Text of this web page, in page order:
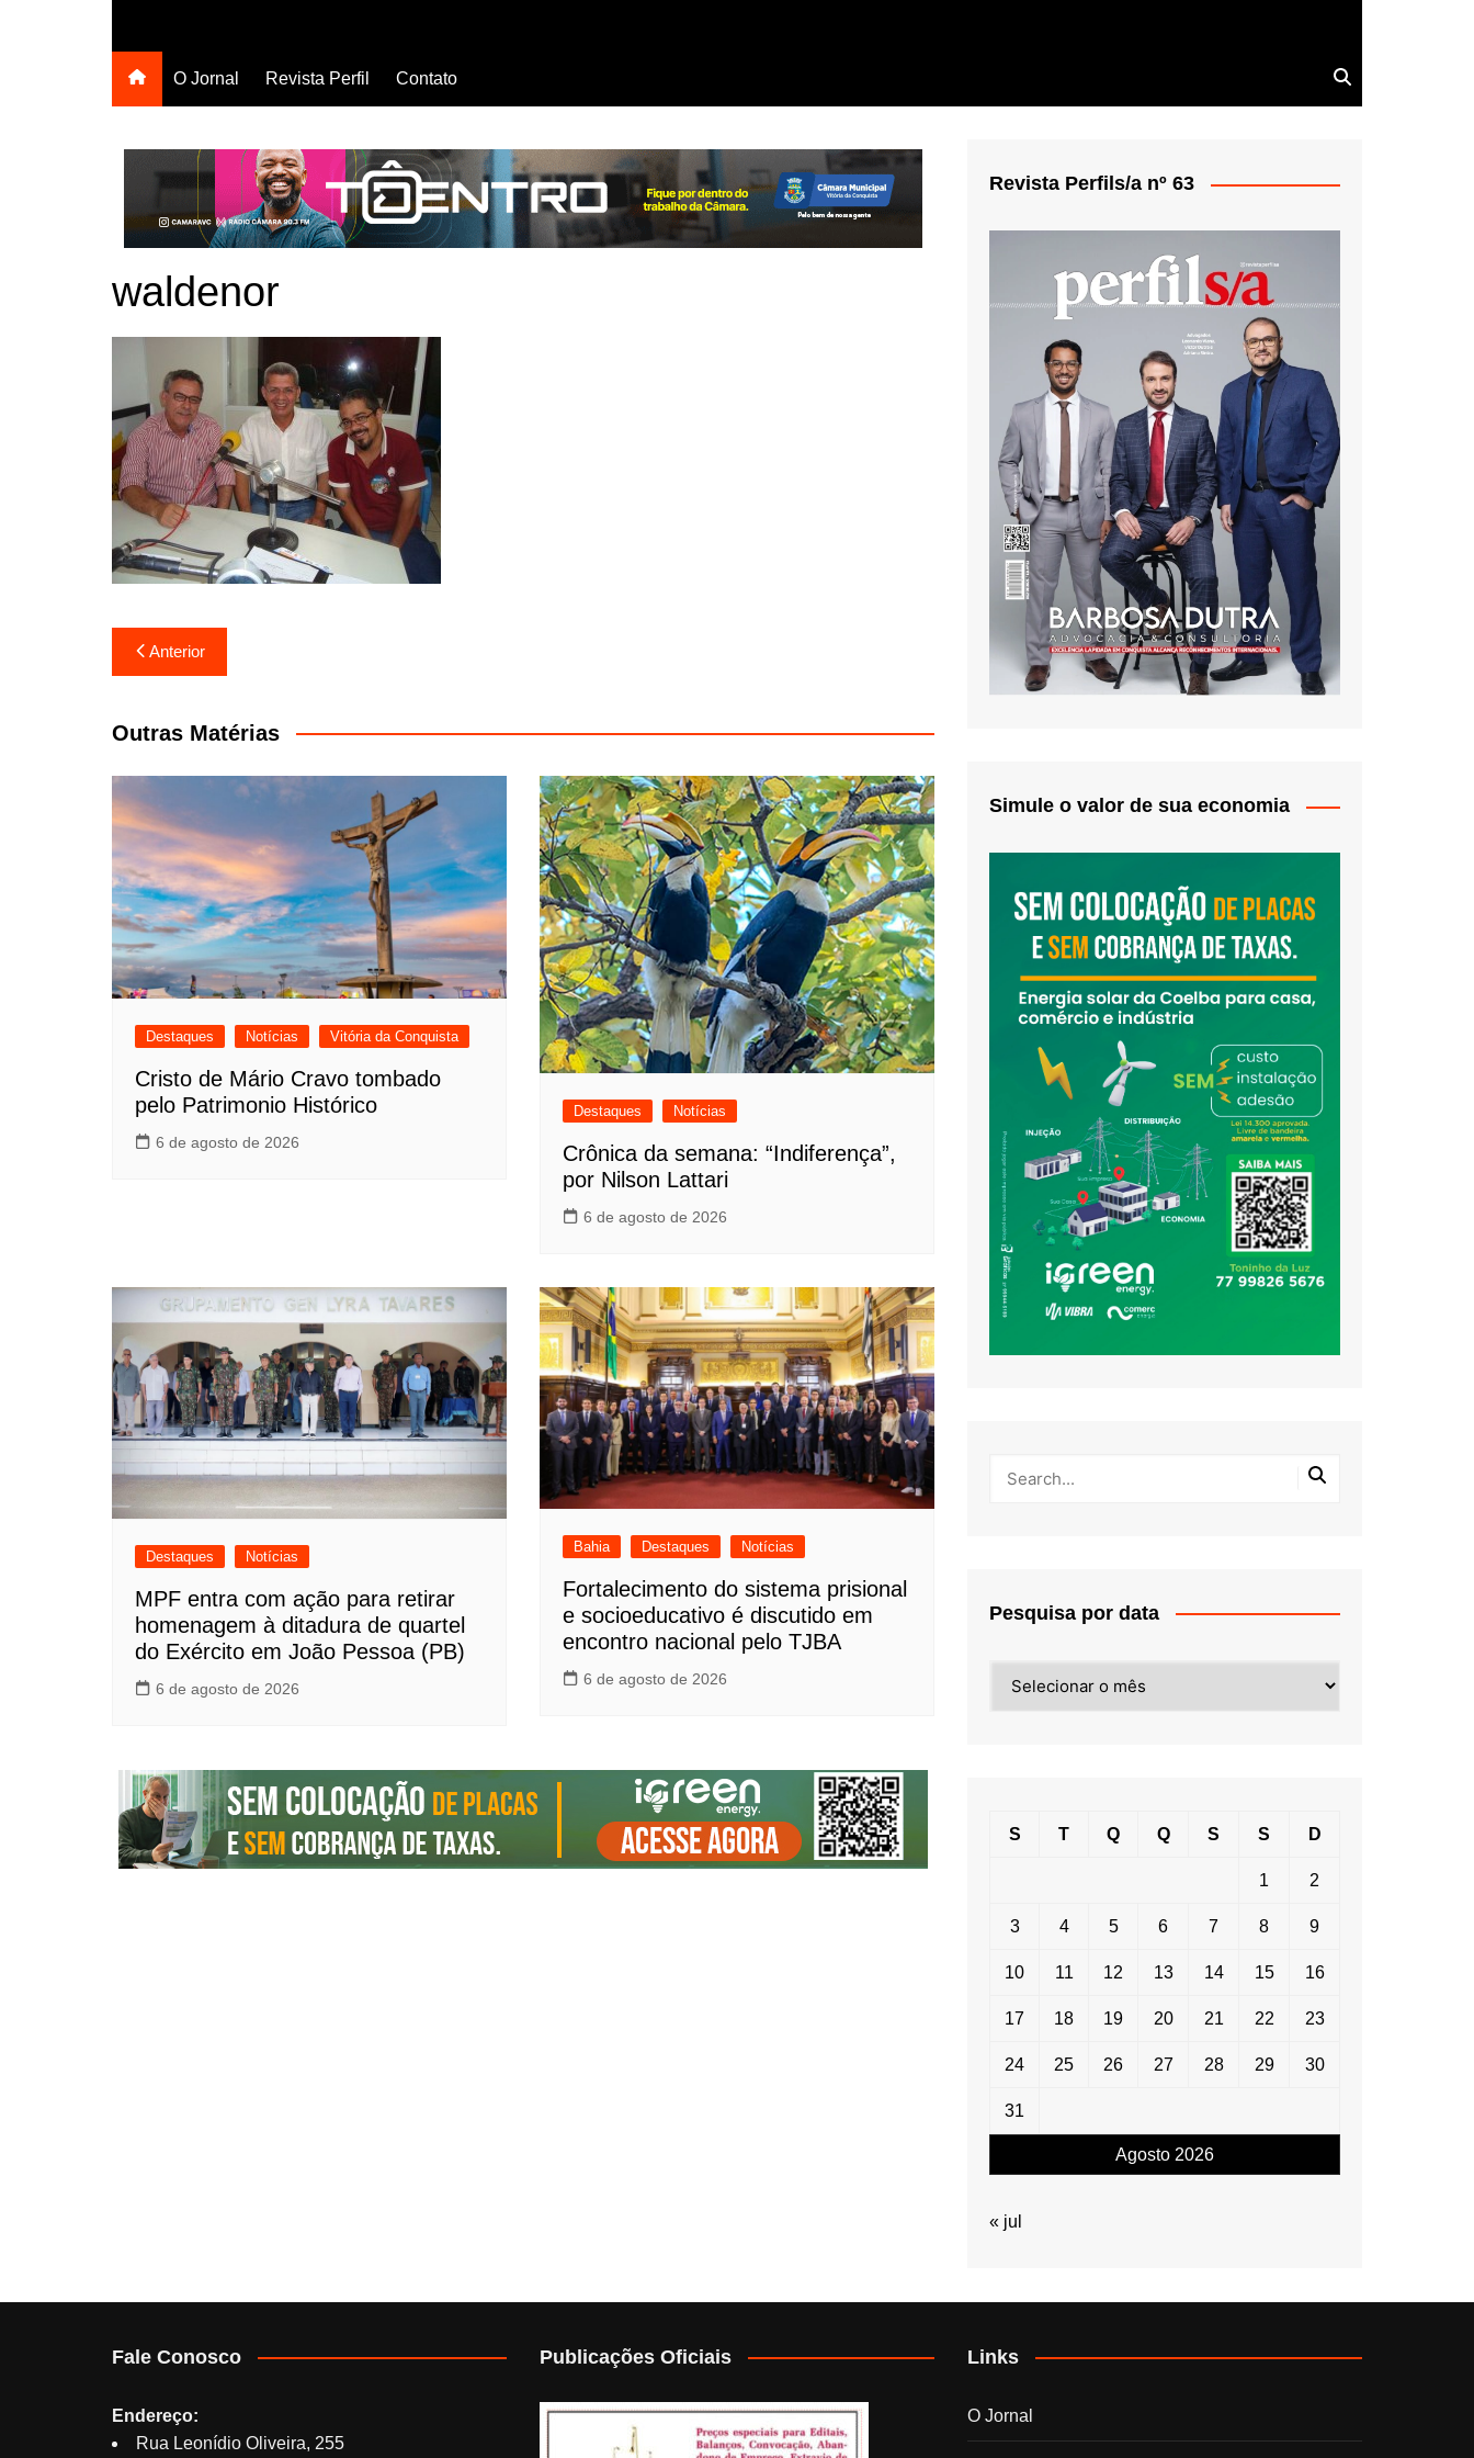
O Jornal Revista Perfil Contato
waldenor
Navegação
de
Post
Anterior
Outras Matérias
Destaques Notícias Vitória da Conquista
Cristo de Mário Cravo tombado
pelo Patrimonio Histórico
6 de agosto de 2026
Destaques Notícias
Crônica da semana: “Indiferença”,
por Nilson Lattari
6 de agosto de 2026
Destaques Notícias
MPF entra com ação para retirar
homenagem à ditadura de quartel
do Exército em João Pessoa (PB)
6 de agosto de 2026
Bahia Destaques Notícias
Fortalecimento do sistema prisional
e socioeducativo é discutido em
encontro nacional pelo TJBA
6 de agosto de 2026
Revista Perfils/a nº 63
Simule o valor de sua economia
Pesquisa por data
por
Agosto 2026
S T Q Q S S D
1 2
3 4 5 6 7 8 9
10 11 12 13 14 15 16
17 18 19 20 21 22 23
24 25 26 27 28 29 30
31
« jul
Fale Conosco
Endereço:
Rua Leonídio Oliveira, 255
Publicações Oficiais Links
O Jornal